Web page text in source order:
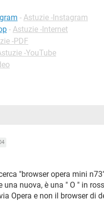
- Astuzie -Instagram
- Astuzie -Internet
-PDF
-YouTube
"browser opera mini
nuova, è una " O " in
Opera e non il browser di